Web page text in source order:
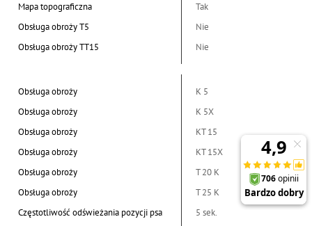
Mapa topograficzna
Tak
Obsługa obroży T5
Nie
Obsługa obroży TT15
Nie
Obsługa obroży
K 5
Obsługa obroży
K 5X
Obsługa obroży
KT 15
Obsługa obroży
KT 15X
Obsługa obroży
T 20 K
Obsługa obroży
T 25 K
Częstotliwość odświeżania pozycji psa
5 sek.